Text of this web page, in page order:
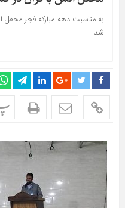
به مناسبت دهه مبارکه فجر محفل
شد.